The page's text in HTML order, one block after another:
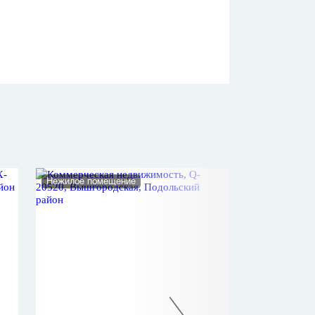
Нежилое помещение